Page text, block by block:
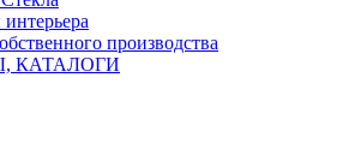
производства
КАТАЛОГИ